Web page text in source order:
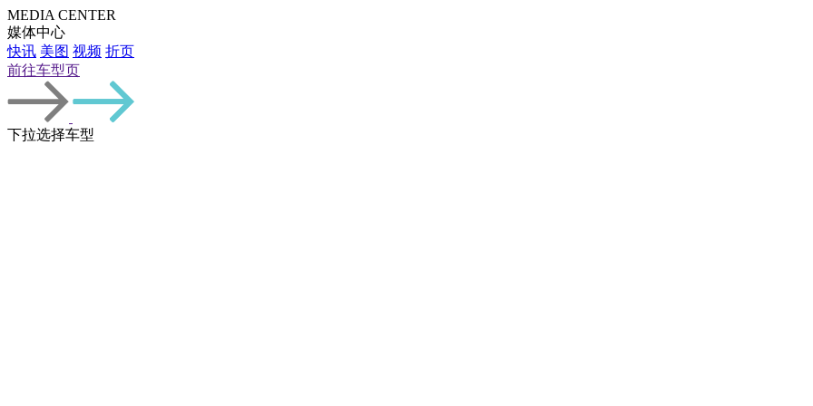
MEDIA CENTER
媒体中心
快讯 美图 视频 折页
前往车型页
下拉选择车型